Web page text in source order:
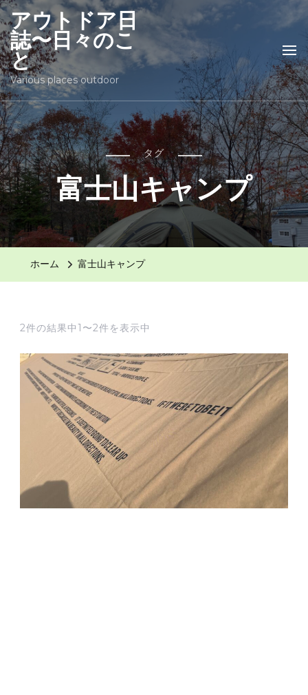
アウトドア日
誌〜日々のこ
と
Various places outdoor
タグ
富士山キャンプ
ホーム 富士山キャンプ
2件の結果中1〜2件を表示中